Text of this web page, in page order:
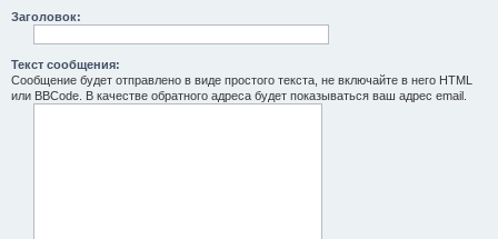
Заголовок:
Текст сообщения:
Сообщение будет отправлено в виде простого текста, не включайте в него HTML
или BBCode. В качестве обратного адреса будет показываться ваш адрес email.